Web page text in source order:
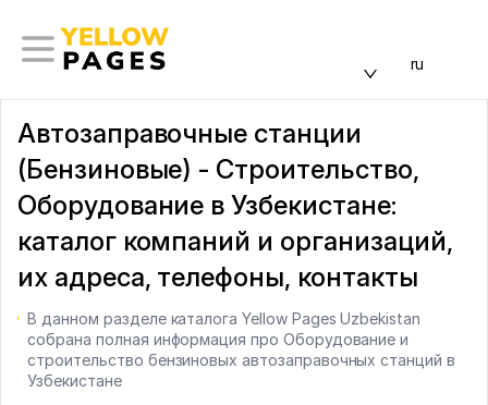
ru
Автозаправочные станции
(Бензиновые) - Строительство,
Оборудование в Узбекистане:
каталог компаний и организаций,
их адреса, телефоны, контакты
В данном разделе каталога Yellow Pages Uzbekistan
собрана полная информация про Оборудование и
строительство бензиновых автозаправочных станций в
Узбекистане